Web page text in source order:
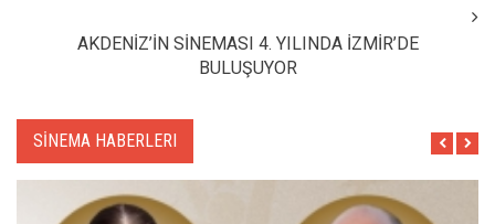
AKDENİZ’İN SİNEMASI 4. YILINDA İZMİR’DE
BULUŞUYOR
SİNEMA HABERLERI